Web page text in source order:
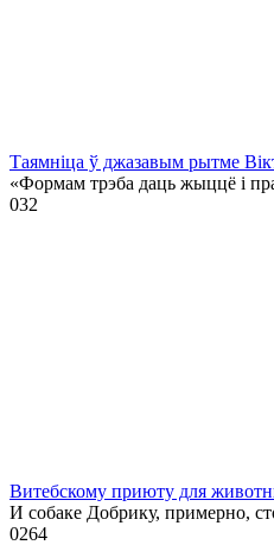
Таямніца ў джазавым рытме
«Формам трэба даць жыццё і
032
Витебскому приюту для
И собаке Добрику, примерно,
0264